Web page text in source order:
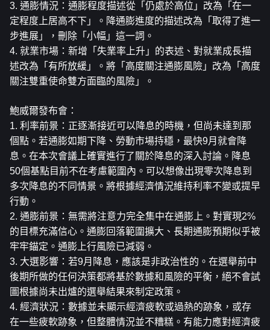
3. 通膨情況：通膨程度描述從「仍處於高位」改為「在一
定程度上居高不下」。降通膨進度的描述改為「取得了進一
步進展」，刪除「小幅」這一詞。
4. 就業市場：新增「失業率上升」的表述、對就業成長描
述改為「有所放緩」。將「高度關注通膨風險」改為「高度
關注雙重使命雙方面臨的風險」。
鮑威爾發布會：
1. 利率前景：正逐漸接近可以降息的時機，但尚未達到那
個點。若通膨如期下降、勞動市場持穩，最快9月就會降
息。在本次會議上確實進行了關於降息的深入討論。降息
50個基點目前不在考慮範圍內。可以想像出現零次降息到
多次降息的不同情景。將根據經濟情況維持利率不變或提早
行動。
2. 通膨前景：無需將注意力完全集中在通膨上。對實現2%
的目標充滿信心。通膨回落範圍擴大、長期通膨預期似乎被
牢牢錨定。通膨上行風險已減弱。
3. 大選影響：若9月降息，應該是非政治性的。在選舉前中
後期所做的任何決策都將基於數據和風險的平衡，絕不會試
圖根據尚未出爐的選舉結果來制定政策。
4. 經濟狀況：數據並未顯示經濟疲軟或過熱的跡象，或存
在一些疲軟跡象，但整體情況並不糟糕。有能力應對經濟疲